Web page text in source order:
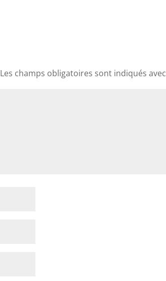
Les champs obligatoires sont indiqués avec